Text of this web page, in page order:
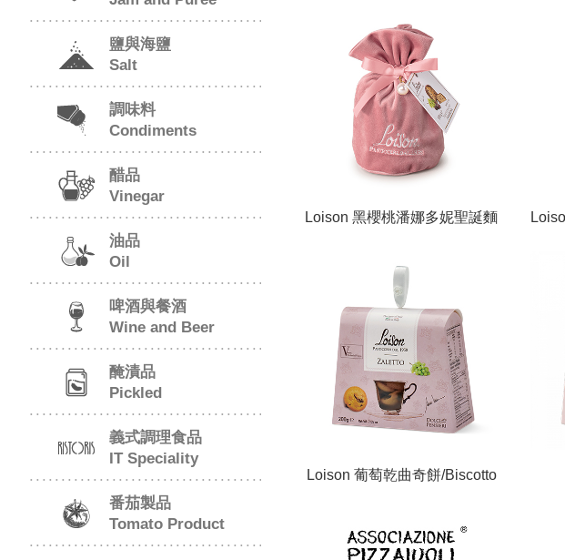
鹽與海鹽
Salt
調味料
Condiments
醋品
Vinegar
油品
Oil
啤酒與餐酒
Wine and Beer
醃漬品
Pickled
義式調理食品
IT Speciality
番茄製品
Tomato Product
Loison 黑櫻桃潘娜多妮聖誕麵
Loison 葡萄乾曲奇餅/Biscotto